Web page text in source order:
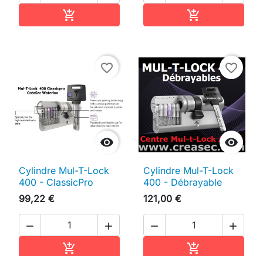
 

favorite_border
Cylindre Mul-T-Lock
400 - ClassicPro
99,22 €
 


favorite_border
Cylindre Mul-T-Lock
400 - Débrayable
121,00 €
 
